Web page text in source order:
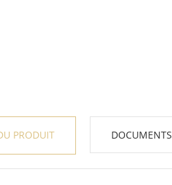
PRODUIT DOCUMENTS